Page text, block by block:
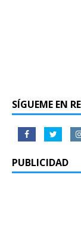
SÍGUEME EN
PUBLICIDAD